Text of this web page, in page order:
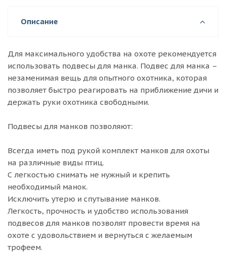
Описание
Для максимального удобства на охоте рекомендуется
использовать подвесы для манка. Подвес для манка –
незаменимая вещь для опытного охотника, которая
позволяет быстро реагировать на приближение дичи и
держать руки охотника свободными.
Подвесы для манков позволяют:
Всегда иметь под рукой комплект манков для охоты
на различные виды птиц.
С легкостью снимать не нужный и крепить
необходимый манок.
Исключить утерю и спутывание манков.
Легкость, прочность и удобство использования
подвесов для манков позволят провести время на
охоте с удовольствием и вернуться с желаемым
трофеем.